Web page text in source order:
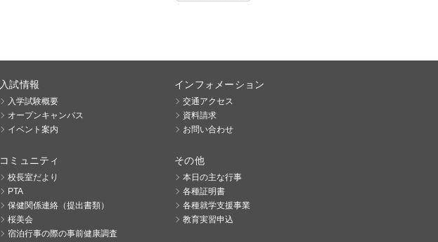
入試情報
入学試験概要
オープンキャンパス
イベント案内
コミュニティ
校長室だより
PTA
保健関係連絡（提出書類）
桜美会
宿泊行事の際の事前健康調査
インフォメーション
交通アクセス
資料請求
お問い合わせ
その他
本日の主な行事
各種証明書
各種就学支援事業
教育実習申込